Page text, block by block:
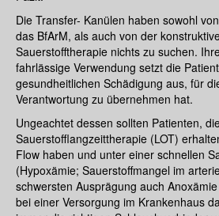
Die Transfer- Kanülen haben sowohl
das BfArM, als auch von der
Sauerstofftherapie nichts zu suchen.
fahrlässige Verwendung setzt die
gesundheitlichen Schädigung aus, für
Verantwortung zu übernehmen hat.
Ungeachtet dessen sollten Patienten,
Sauerstofflangzeittherapie (LOT)
Flow haben und unter einer schnellen
(Hypoxämie; Sauerstoffmangel im
schwersten Ausprägung auch
bei einer Versorgung im Krankenhaus